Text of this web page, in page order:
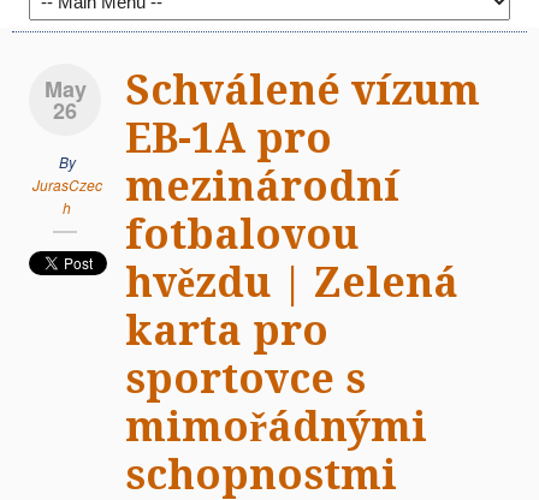
May
26
By
JurasCzec
h
Schválené vízum
EB-1A pro
mezinárodní
fotbalovou
hvězdu | Zelená
karta pro
sportovce s
mimořádnými
schopnostmi